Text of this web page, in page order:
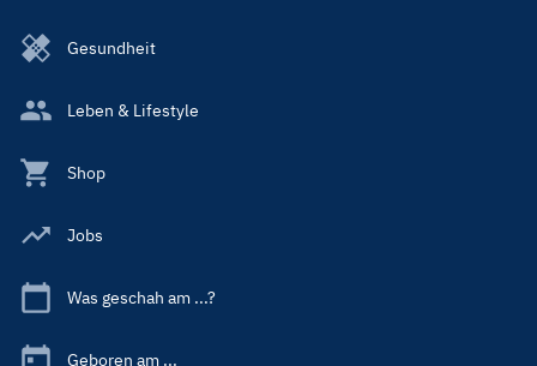
Gesundheit
Leben & Lifestyle
Shop
Jobs
Was geschah am ...?
Geboren am ...